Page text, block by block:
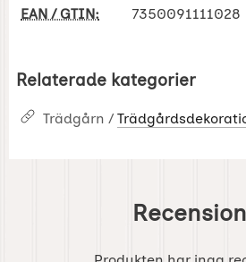
EAN / GTIN:
7350091111028
Relaterade kategorier
Trädgårn /